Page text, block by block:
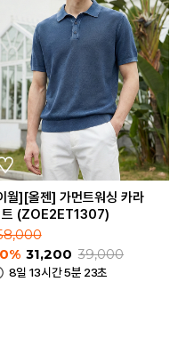
월][올젠] 가먼트워싱 카라
트 (ZOE2ET1307)
31,200 39,000
8일 13시간 5분 23초